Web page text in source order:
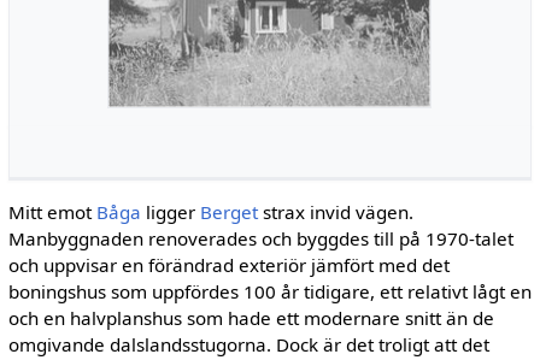
Mitt emot Båga ligger Bergetstrax invid vägen.
Manbyggnaden renoverades och byggdes till på 1970-talet
och uppvisar en förändrad exteriör jämfört med det
boningshus som uppfördes 100 år tidigare, ett relativt lågt en
och en halvplanshus som hade ett modernare snitt än de
omgi­vande dalslandsstugorna. Dock är det troligt att det